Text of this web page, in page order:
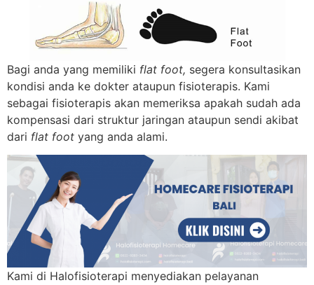
Bagi anda yang memiliki flat foot, segera konsultasikan
kondisi anda ke dokter ataupun fisioterapis. Kami
sebagai fisioterapis akan memeriksa apakah sudah ada
kompensasi dari struktur jaringan ataupun sendi akibat
dari flat foot yang anda alami.
Kami di Halofisioterapi menyediakan pelayanan